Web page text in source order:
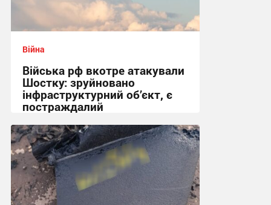
Війна
Війська рф вкотре атакували
Шостку: зруйновано
інфраструктурний об’єкт, є
постраждалий
18:50 вчора